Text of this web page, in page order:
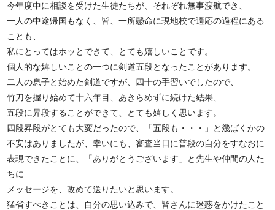
今年度中に相談を受けた生徒たちが、それぞれ無事渡航でき、
一人の中途帰国もなく、皆、一所懸命に現地校で適応の過程にある
ことも、
私にとってはホッとできて、とても嬉しいことです。
個人的な嬉しいことの一つに剣道五段となったことがあります。
二人の息子と始めた剣道ですが、四十の手習いでしたので、
竹刀を握り始めて十六年目、あきらめずに続けた結果、
五段に昇段することができて、とても嬉しく思います。
四段昇段がとても大変だったので、「五段も・・・」と幾ばくかの
不安はありましたが、幸いにも、審査当日に普段の自分をすなおに
表現できたことに、「ありがとうございます」と先生や仲間の人た
ちに
メッセージを、改めて送りたいと思います。
猛省すべきことは、自分の思い込みで、皆さんに迷惑をかけたこと